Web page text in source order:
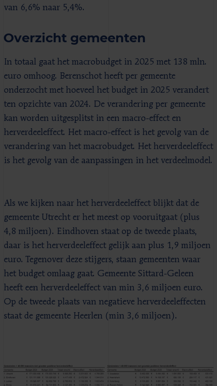
van 6,6% naar 5,4%.
Overzicht gemeenten
In totaal gaat het macrobudget in 2025 met 138 mln.
euro omhoog. Berenschot heeft per gemeente
onderzocht met hoeveel het budget in 2025 verandert
ten opzichte van 2024. De verandering per gemeente
kan worden uitgesplitst in een macro-effect en
herverdeeleffect. Het macro-effect is het gevolg van de
verandering van het macrobudget. Het herverdeeleffect
is het gevolg van de aanpassingen in het verdeelmodel.
Als we kijken naar het herverdeeleffect blijkt dat de
gemeente Utrecht er het meest op vooruitgaat (plus
4,8 miljoen). Eindhoven staat op de tweede plaats,
daar is het herverdeeleffect gelijk aan plus 1,9 miljoen
euro. Tegenover deze stijgers, staan gemeenten waar
het budget omlaag gaat. Gemeente Sittard-Geleen
heeft een herverdeeleffect van min 3,6 miljoen euro.
Op de tweede plaats van negatieve herverdeeleffecten
staat de gemeente Heerlen (min 3,6 miljoen).